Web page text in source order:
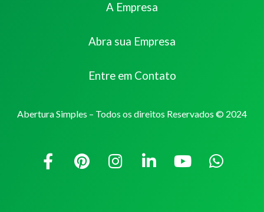
A Empresa
Abra sua Empresa
Entre em Contato
Abertura Simples – Todos os direitos Reservados © 2024